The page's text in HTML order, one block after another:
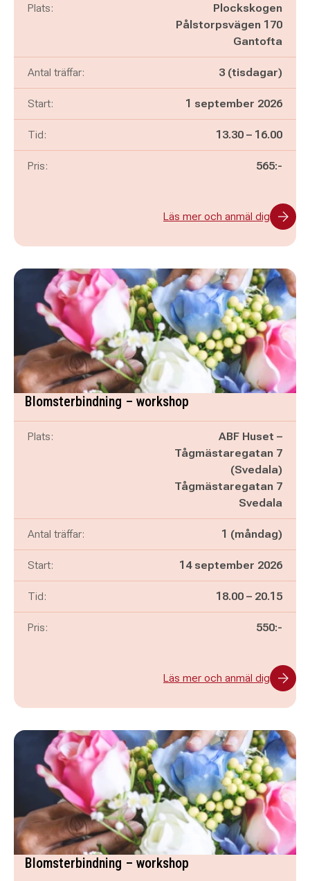
Plats:
Plockskogen
Pålstorpsvägen 170
Gantofta
Antal träffar: 3 (tisdagar)
Start: 1 september 2026
Tid: Pågår mellan
13.30 – och
16.00
Pris: 565:-
Läs mer och anmäl dig
Blomsterbindning – workshop
Plats:
ABF Huset –
Tågmästaregatan 7
(Svedala)
Tågmästaregatan 7
Svedala
Antal träffar: 1 (måndag)
Start: 14 september 2026
Tid: Pågår mellan
18.00 – och
20.15
Pris: 550:-
Läs mer och anmäl dig
Blomsterbindning – workshop